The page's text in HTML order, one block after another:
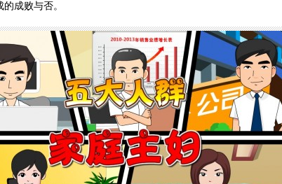
成败与否。